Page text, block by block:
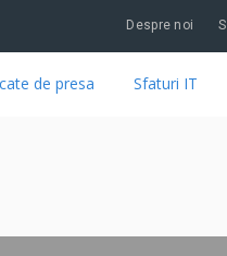
Despre noi
de presa Sfaturi IT